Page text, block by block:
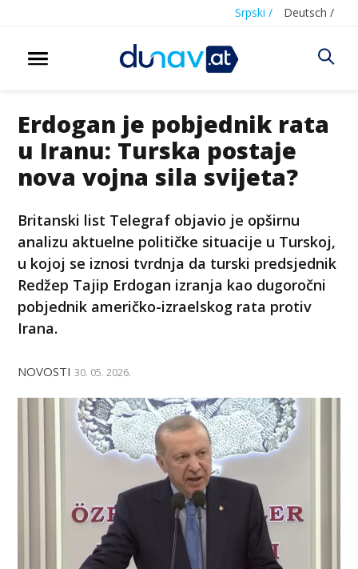
Srpski / Deutsch /
Erdogan je pobjednik rata
u Iranu: Turska postaje
nova vojna sila svijeta?
Britanski list Telegraf objavio je opširnu
analizu aktuelne političke situacije u Turskoj,
u kojoj se iznosi tvrdnja da turski predsjednik
Redžep Tajip Erdogan izranja kao dugoročni
pobjednik američko-izraelskog rata protiv
Irana.
NOVOSTI 30. 05. 2026.